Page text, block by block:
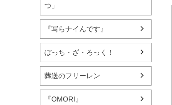
つ」
『写らナイんです』
ぼっち・ざ・ろっく！
葬送のフリーレン
『OMORI』